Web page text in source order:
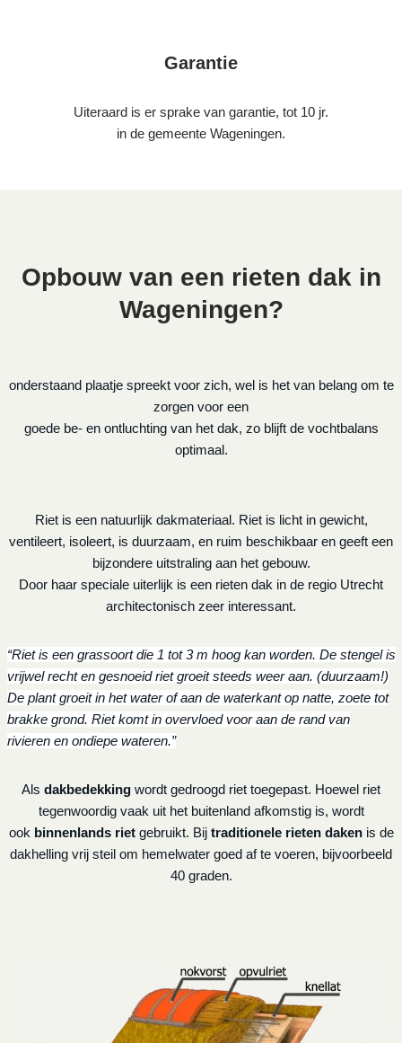
Garantie
Uiteraard is er sprake van garantie, tot 10 jr.
in de gemeente Wageningen.
Opbouw van een rieten dak in
Wageningen?
onderstaand plaatje spreekt voor zich, wel is het van belang om te
zorgen voor een
goede be- en ontluchting van het dak, zo blijft de vochtbalans
optimaal.
Riet is een natuurlijk dakmateriaal. Riet is licht in gewicht,
ventileert, isoleert, is duurzaam, en ruim beschikbaar en geeft een
bijzondere uitstraling aan het gebouw.
Door haar speciale uiterlijk is een rieten dak in de regio Utrecht
architectonisch zeer interessant.
“Riet is een grassoort die 1 tot 3 m hoog kan worden. De stengel is
vrijwel recht en gesnoeid riet groeit steeds weer aan. (duurzaam!)
De plant groeit in het water of aan de waterkant op natte, zoete tot
brakke grond. Riet komt in overvloed voor aan de rand van
rivieren en ondiepe wateren.”
Als dakbedekking wordt gedroogd riet toegepast. Hoewel riet
tegenwoordig vaak uit het buitenland afkomstig is, wordt
ook binnenlands rietgebruikt. Bij traditionele rieten dakenis de
dakhelling vrij steil om hemelwater goed af te voeren, bijvoorbeeld
40 graden.